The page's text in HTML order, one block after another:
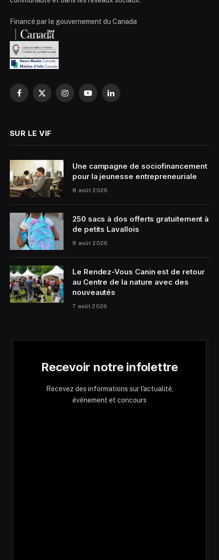
Financé par le gouvernement du Canada
Facebook
X
InstagramYouTubeLinkedIn
SUR LE VIF
Une campagne de sociofinancement
pour la jeunesse entrepreneuriale
8 août 2026
250 sacs à dos offerts gratuitement à
de petits Lavallois
8 août 2026
Le Rendez-Vous Canin est de retour
au Centre de la nature avec des
nouveautés
7 août 2026
Recevoir notre infolettre
Recevez des informations sur l'actualité,
événement et concours